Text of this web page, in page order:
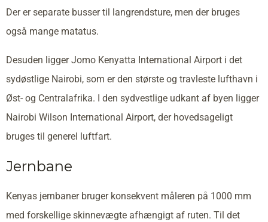
Der er separate busser til langrendsture, men der bruges
også mange matatus.
Desuden ligger Jomo Kenyatta International Airport i det
sydøstlige Nairobi, som er den største og travleste lufthavn i
Øst- og Centralafrika. I den sydvestlige udkant af byen ligger
Nairobi Wilson International Airport, der hovedsageligt
bruges til generel luftfart.
Jernbane
Kenyas jernbaner bruger konsekvent måleren på 1000 mm
med forskellige skinnevægte afhængigt af ruten. Til det